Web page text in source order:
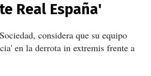
Real España'
considera que su equipo
en la derrota in extremis frente a